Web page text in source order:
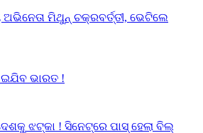
ମିଥୁନ୍ ଚକ୍ରବର୍ତ୍ତୀ, ଭେଟିଲେ
ଭାରତ !
ଝଟ୍‌କା ! ସିନେଟ୍‌ରେ ପାସ୍ ହେଲା ବିଲ୍